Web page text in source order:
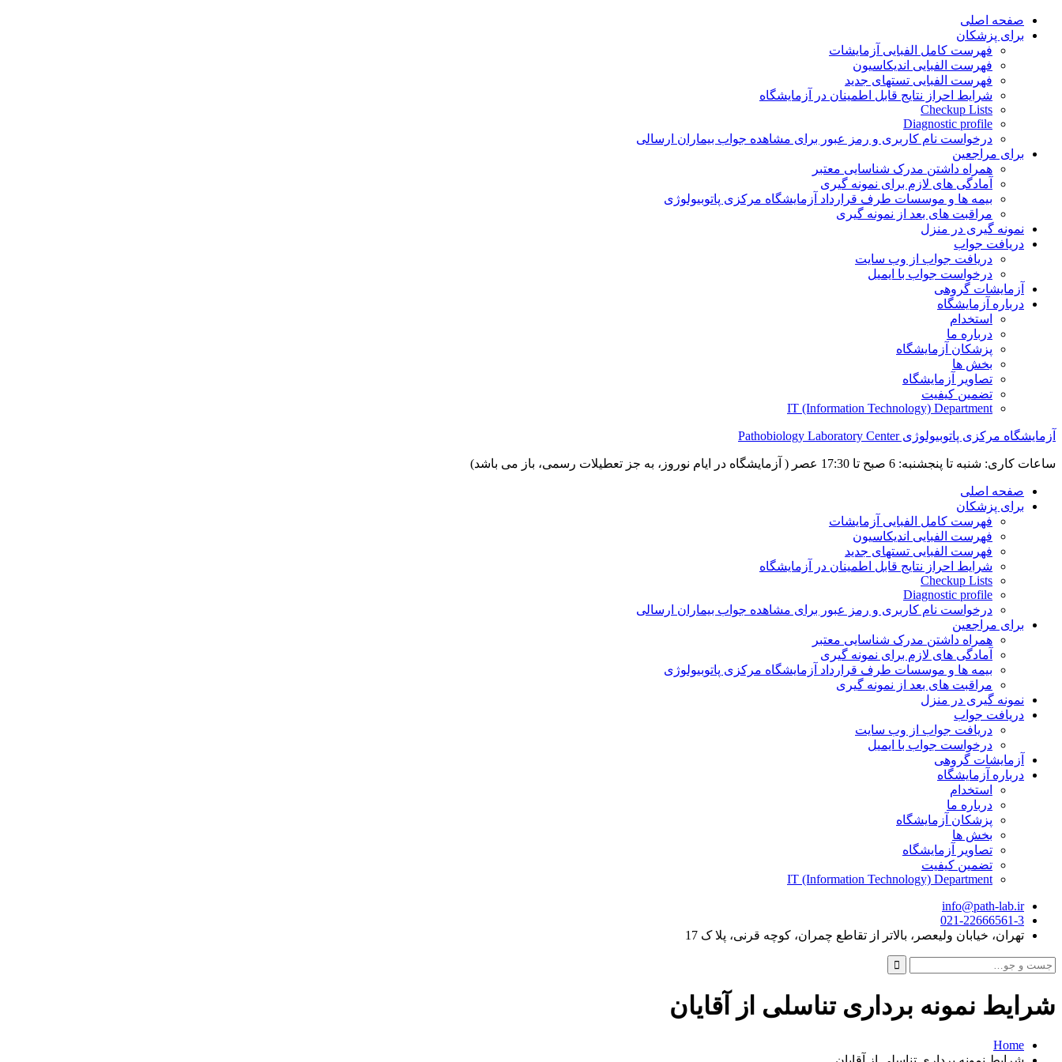
Skip
صفحه اصلی
برای پزشکان
فهرست کامل الفبایی آزمایشات
فهرست الفبایی اندیکاسیون
فهرست الفبایی تستهای جدید
شرایط احراز نتایج قابل اطمینان در آزمایشگاه
Checkup Lists
Diagnostic profile
درخواست نام کاربری و رمز عبور برای مشاهده جواب بیماران ارسالی
برای مراجعین
همراه داشتن مدرک شناسایی معتبر
آمادگی های لازم برای نمونه گیری
بیمه ها و موسسات طرف قرارداد آزمایشگاه مرکزی پاتوبیولوژی
مراقبت های بعد از نمونه گیری
نمونه گیری در منزل
دریافت جواب
دریافت جواب از وب سایت
درخواست جواب با ایمیل
آزمایشات گروهی
درباره آزمایشگاه
استخدام
درباره ما
پزشکان آزمایشگاه
بخش ها
تصاویر آزمایشگاه
تضمین کیفیت
IT (Information Technology) Department
آزمایشگاه مرکزی پاتوبیولوژی Pathobiology Laboratory Center
ساعات کاری: شنبه تا پنجشنبه: 6 صبح تا 17:30 عصر ( آزمایشگاه در ایام نوروز، به جز تعطیلات رسمی، باز می باشد)
صفحه اصلی
برای پزشکان
فهرست کامل الفبایی آزمایشات
فهرست الفبایی اندیکاسیون
فهرست الفبایی تستهای جدید
شرایط احراز نتایج قابل اطمینان در آزمایشگاه
Checkup Lists
Diagnostic profile
درخواست نام کاربری و رمز عبور برای مشاهده جواب بیماران ارسالی
برای مراجعین
همراه داشتن مدرک شناسایی معتبر
آمادگی های لازم برای نمونه گیری
بیمه ها و موسسات طرف قرارداد آزمایشگاه مرکزی پاتوبیولوژی
مراقبت های بعد از نمونه گیری
نمونه گیری در منزل
دریافت جواب
دریافت جواب از وب سایت
درخواست جواب با ایمیل
آزمایشات گروهی
درباره آزمایشگاه
استخدام
درباره ما
پزشکان آزمایشگاه
بخش ها
تصاویر آزمایشگاه
تضمین کیفیت
IT (Information Technology) Department
info@path-lab.ir
021-22666561-3
تهران، خیابان ولیعصر، بالاتر از تقاطع چمران، کوچه قرنی، پلا ک 17
جست
و
برای:
شرایط نمونه برداری تناسلی از آقایان
Home